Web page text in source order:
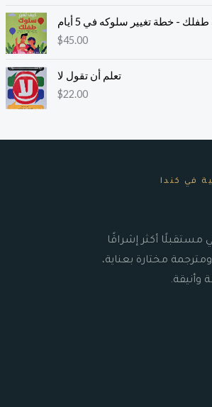
- خطة تغيير سلوكه في 5 أيام
$45.00
تعلم أن تقول لا
$22.00
مستقبلًا أكثر إشراقًا
مختارة بعناية،
وأنيقة.